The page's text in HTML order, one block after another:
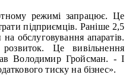
режимі запрацює. Це
підприємців. Раніше 2,5
обслуговування апаратів.
Це вивільнення
Володимир Гройсман. - І
тиску на бізнес».